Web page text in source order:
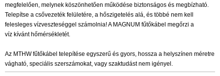
megfelelően, melynek köszönhetően működése biztonságos és megbízható.
Telepítse a csővezeték felületére, a hőszigetelés alá, és többé nem kell
felesleges vízveszteséggel számolnia! A MAGNUM fűtőkábel megőrzi a
víz kívánt hőmérsékletét.
Az MTHW fűtőkábel telepítése egyszerű és gyors, hossza a helyszínen méretre
vágható, speciális szerszámokat, vagy szaktudást nem igényel.